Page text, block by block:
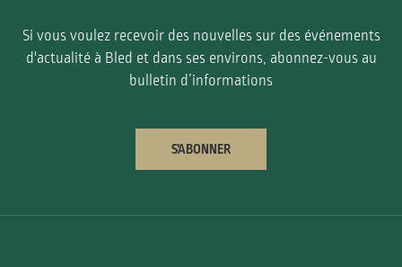
Si vous voulez recevoir des nouvelles sur des événements
d'actualité à Bled et dans ses environs, abonnez-vous au
bulletin d’informations
S’ABONNER